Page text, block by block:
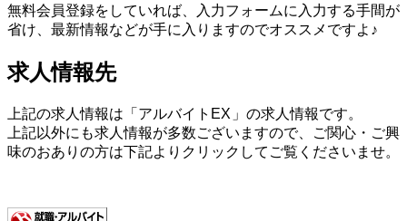
無料会員登録をしていれば、入力フォームに入力する手間が
省け、最新情報などが手に入りますのでオススメですよ♪
求人情報先
上記の求人情報は「アルバイトEX 」の求人情報です。
上記以外にも求人情報が多数ございますので、ご関心・ご興
味のおありの方は下記よりクリックしてご覧くださいませ。